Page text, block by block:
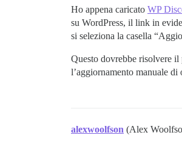
Ho appena caricato WP
su WordPress, il link in
si seleziona la casella
Questo dovrebbe risolvere
l’aggiornamento manuale
alexwoolfson (Alex